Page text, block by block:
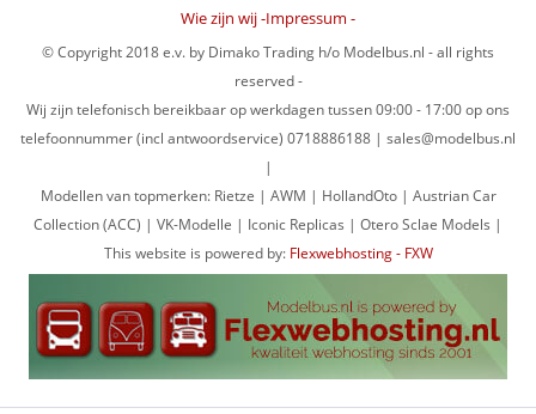
Wie zijn wij -Impressum -
© Copyright 2018 e.v. by Dimako Trading h/o Modelbus.nl - all rights
reserved -
Wij zijn telefonisch bereikbaar op werkdagen tussen 09:00 - 17:00 op ons
telefoonnummer (incl antwoordservice) 0718886188 | sales@modelbus.nl
|
Modellen van topmerken: Rietze | AWM | HollandOto | Austrian Car
Collection (ACC) | VK-Modelle | Iconic Replicas | Otero Sclae Models |
This website is powered by: Flexwebhosting - FXW